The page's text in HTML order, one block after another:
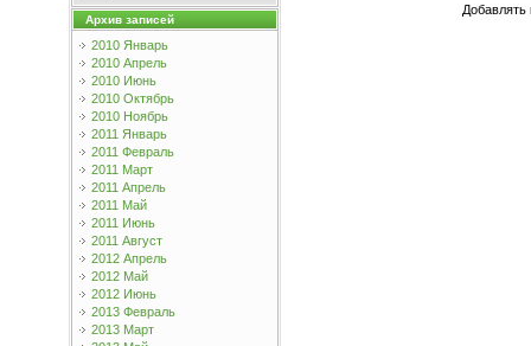
Архив записей
2010 Январь
2010 Апрель
2010 Июнь
2010 Октябрь
2010 Ноябрь
2011 Январь
2011 Февраль
2011 Март
2011 Апрель
2011 Май
2011 Июнь
2011 Август
2012 Апрель
2012 Май
2012 Июнь
2013 Февраль
2013 Март
Добавлять